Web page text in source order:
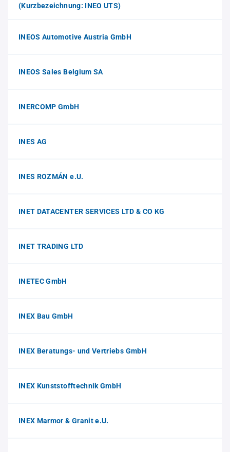
(Kurzbezeichnung: INEO UTS)
INEOS Automotive Austria GmbH
INEOS Sales Belgium SA
INERCOMP GmbH
INES AG
INES ROZMÁN e.U.
INET DATACENTER SERVICES LTD & CO KG
INET TRADING LTD
INETEC GmbH
INEX Bau GmbH
INEX Beratungs- und Vertriebs GmbH
INEX Kunststofftechnik GmbH
INEX Marmor & Granit e.U.